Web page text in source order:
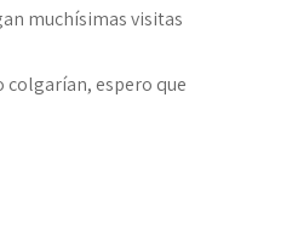
muchísimas visitas
espero que